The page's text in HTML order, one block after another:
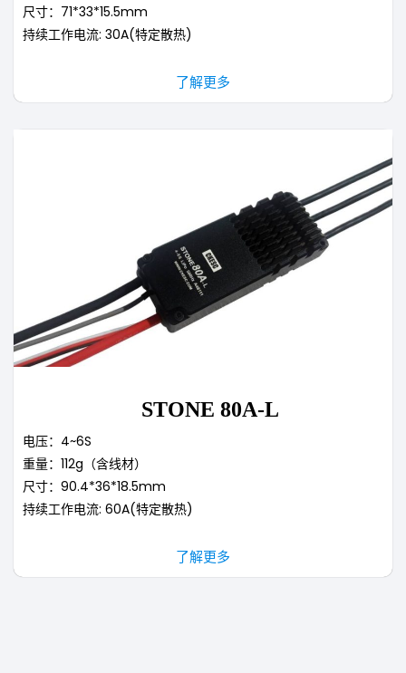
尺寸：71*33*15.5mm
持续工作电流: 30A(特定散热)
了解更多
STONE 80A-L
电压：4~6S
重量：112g（含线材）
尺寸：90.4*36*18.5mm
持续工作电流: 60A(特定散热)
了解更多